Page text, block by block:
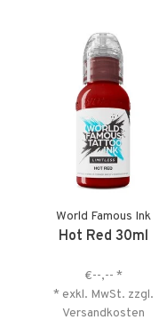
World Famous Ink
Hot Red 30ml
€--,-- *
* exkl. MwSt. zzgl.
Versandkosten